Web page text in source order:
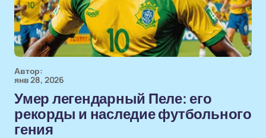
Автор:
янв 28, 2026
Умер легендарный Пеле: его
рекорды и наследие футбольного
гения